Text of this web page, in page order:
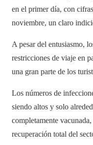
en el primer día, con
noviembre, un claro
A pesar del entusiasmo,
restricciones de viaje en
una gran parte de los
Los números de
siendo altos y solo
completamente
recuperación total del